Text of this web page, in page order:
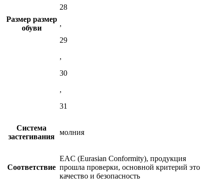
Размер размер
обуви
28
,
29
,
30
,
31
Система
застегивания
молния
Соответствие
EAC (Eurasian Conformity), продукция
прошла проверки, основной критерий это
качество и безопасность